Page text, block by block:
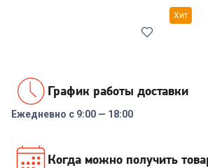
Набор посуды COOLINAR
(92012) 6 предметов
Хит
1291
График работы доставки
Ежедневно с 9:00 — 18:00
Когда можно получить